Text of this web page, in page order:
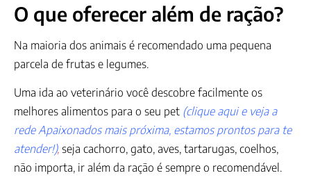
O que oferecer além de ração?
Na maioria dos animais é recomendado uma pequena
parcela de frutas e legumes.
Uma ida ao veterinário você descobre facilmente os
melhores alimentos para o seu pet (clique aqui e veja a
rede Apaixonados mais próxima, estamos prontos para te
atender!), seja cachorro, gato, aves, tartarugas, coelhos,
não importa, ir além da ração é sempre o recomendável.